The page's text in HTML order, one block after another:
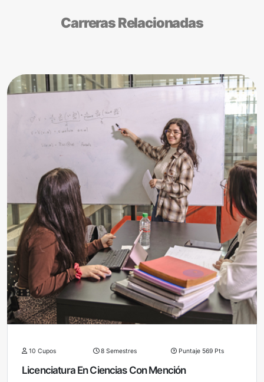
Carreras Relacionadas
10 Cupos 8 Semestres Puntaje 569 Pts
Licenciatura En Ciencias Con Mención